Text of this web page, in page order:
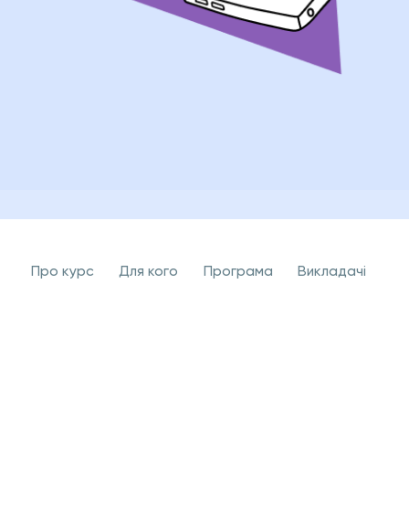
Про курс Для кого Програма Викладачi